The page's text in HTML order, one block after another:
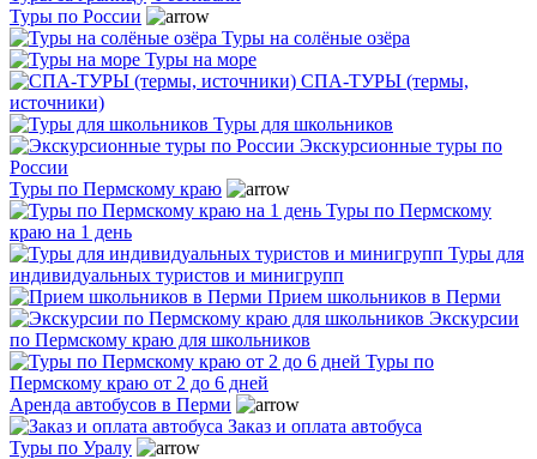
Туры по России
Туры на солёные озёра
Туры на море
СПА-ТУРЫ (термы,
источники)
Туры для школьников
Экскурсионные туры по
России
Туры по Пермскому краю
Туры по Пермскому
краю на 1 день
Туры для
индивидуальных туристов и минигрупп
Прием школьников в Перми
Экскурсии
по Пермскому краю для школьников
Туры по
Пермскому краю от 2 до 6 дней
Аренда автобусов в Перми
Заказ и оплата автобуса
Туры по Уралу